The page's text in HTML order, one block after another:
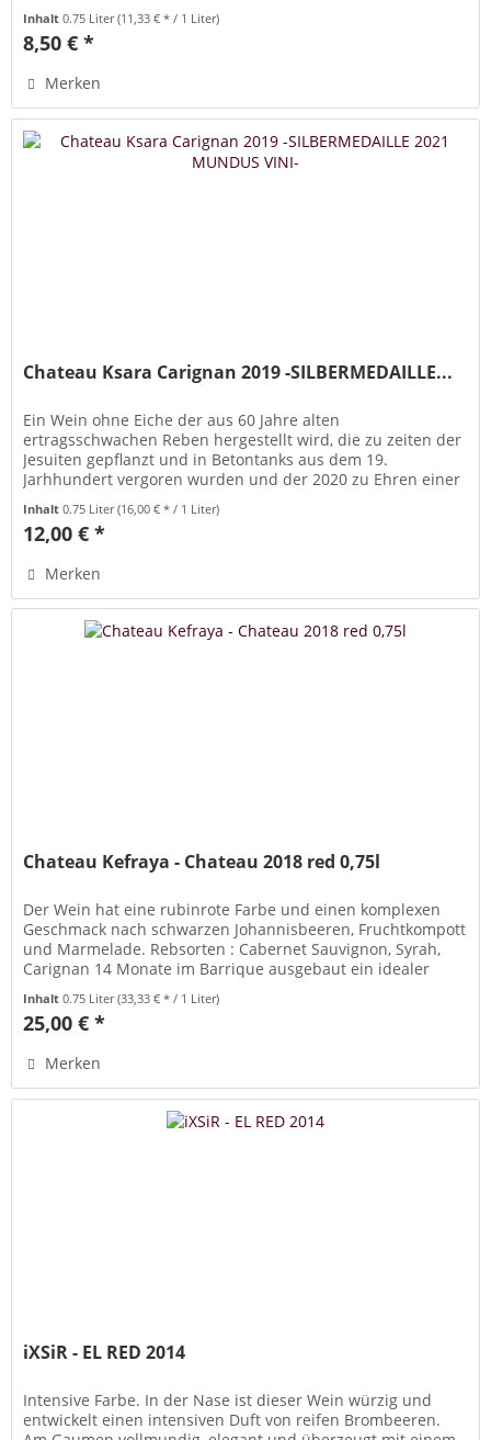
Inhalt0.75 Liter(11,33 € * / 1 Liter)
8,50 € *
Merken
Chateau Ksara Carignan 2019 -SILBERMEDAILLE...
Ein Wein ohne Eiche der aus 60 Jahre alten
ertragsschwachen Reben hergestellt wird, die zu zeiten der
Jesuiten gepflanzt und in Betontanks aus dem 19.
Jarhhundert vergoren wurden und der 2020 zu Ehren einer
Inhalt0.75 Liter(16,00 € * / 1 Liter)
12,00 € *
Merken
Chateau Kefraya - Chateau 2018 red 0,75l
Der Wein hat eine rubinrote Farbe und einen komplexen
Geschmack nach schwarzen Johannisbeeren, Fruchtkompott
und Marmelade. Rebsorten : Cabernet Sauvignon, Syrah,
Carignan 14 Monate im Barrique ausgebaut ein idealer
Inhalt0.75 Liter(33,33 € * / 1 Liter)
25,00 € *
Merken
iXSiR - EL RED 2014
Intensive Farbe. In der Nase ist dieser Wein würzig und
entwickelt einen intensiven Duft von reifen Brombeeren.